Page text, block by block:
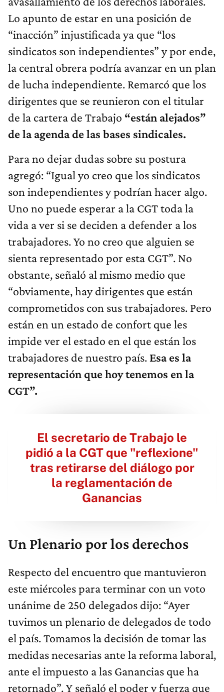
Lo apunto de estar en una posición de
“inacción” injustificada ya que “los
sindicatos son independientes” y por ende,
la central obrera podría avanzar en un plan
de lucha independiente. Remarcó que los
dirigentes que se reunieron con el titular
de la cartera de Trabajo “están alejados”
de la agenda de las bases sindicales.
Para no dejar dudas sobre su postura
agregó: “Igual yo creo que los sindicatos
son independientes y podrían hacer algo.
Uno no puede esperar a la CGT toda la
vida a ver si se deciden a defender a los
trabajadores. Yo no creo que alguien se
sienta representado por esta CGT”. No
obstante, señaló al mismo medio que
“obviamente, hay dirigentes que están
comprometidos con sus trabajadores. Pero
están en un estado de confort que les
impide ver el estado en el que están los
trabajadores de nuestro país. Esa es la
representación que hoy tenemos en la
CGT”.
El secretario de Trabajo le
pidió a la CGT que "reflexione"
tras retirarse del diálogo por
la reglamentación de
Ganancias
Un Plenario por los derechos
Respecto del encuentro que mantuvieron
este miércoles para terminar con un voto
unánime de 250 delegados dijo: “Ayer
tuvimos un plenario de delegados de todo
el país. Tomamos la decisión de tomar las
medidas necesarias ante la reforma laboral,
ante el impuesto a las Ganancias que ha
retornado”. Y señaló el poder y fuerza que